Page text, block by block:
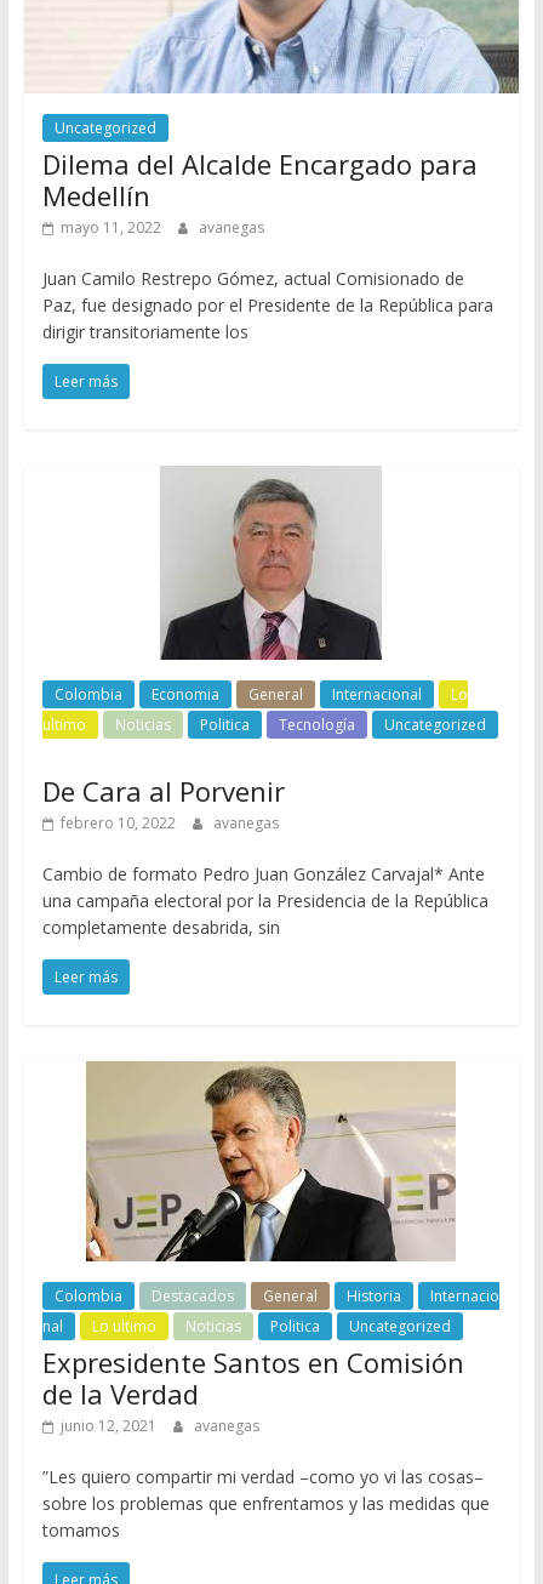
Uncategorized
Dilema del Alcalde Encargado para
Medellín
mayo 11, 2022 avanegas
Juan Camilo Restrepo Gómez, actual Comisionado de
Paz, fue designado por el Presidente de la República para
dirigir transitoriamente los
Leer más
Colombia Economia General Internacional
Lo
ultimo
Noticias Politica Tecnología Uncategorized
De Cara al Porvenir
febrero 10, 2022 avanegas
Cambio de formato Pedro Juan González Carvajal* Ante
una campaña electoral por la Presidencia de la República
completamente desabrida, sin
Leer más
Colombia Destacados General Historia
Internacio
nal
Lo ultimo Noticias Politica Uncategorized
Expresidente Santos en Comisión
de la Verdad
junio 12, 2021 avanegas
”Les quiero compartir mi verdad –como yo vi las cosas–
sobre los problemas que enfrentamos y las medidas que
tomamos
Leer más